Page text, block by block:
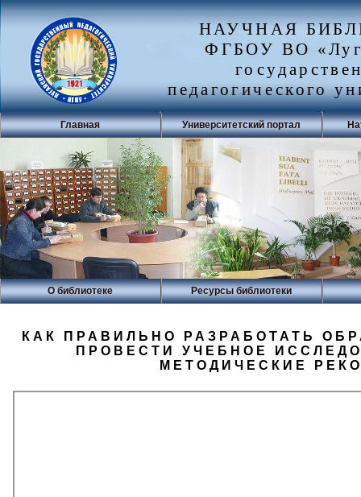
НАУЧНАЯ
ФГБОУ ВО
педагогического
Главная Университетский портал
О библиотеке Ресурсы библиотеки
КАК ПРАВИЛЬНО РАЗРАБОТАТЬ
ПРОВЕСТИ УЧЕБНОЕ
МЕТОДИЧЕСКИЕ